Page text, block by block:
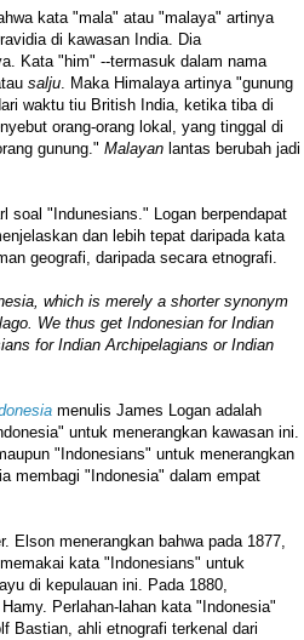
kata "mala" atau "malaya" artinya
di kawasan India. Dia
Kata "him" --termasuk dalam nama
salju. Maka Himalaya artinya "gunung
waktu tiu British India, ketika tiba di
orang-orang lokal, yang tinggal di
gunung." Malayan lantas berubah jadi
soal "Indunesians." Logan berpendapat
dan lebih tepat daripada kata
geografi, daripada secara etnografi.
which is merely a shorter synonym
We thus get Indonesian for Indian
for Indian Archipelagians or Indian
menulis James Logan adalah
untuk menerangkan kawasan ini.
"Indonesians" untuk menerangkan
membagi "Indonesia" dalam empat
Elson menerangkan bahwa pada 1877,
kata "Indonesians" untuk
di kepulauan ini. Pada 1880,
Perlahan-lahan kata "Indonesia"
Bastian, ahli etnografi terkenal dari